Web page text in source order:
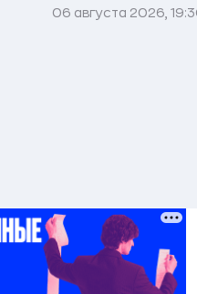
06 августа 2026,